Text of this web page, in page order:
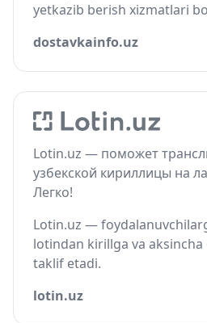
yetkazib berish xizmatlari
dostavkainfo.uz
Lotin.uz — поможет
узбекской кириллицы на
Легко!
Lotin.uz —
lotindan kirillga va aksincha
taklif etadi.
lotin.uz